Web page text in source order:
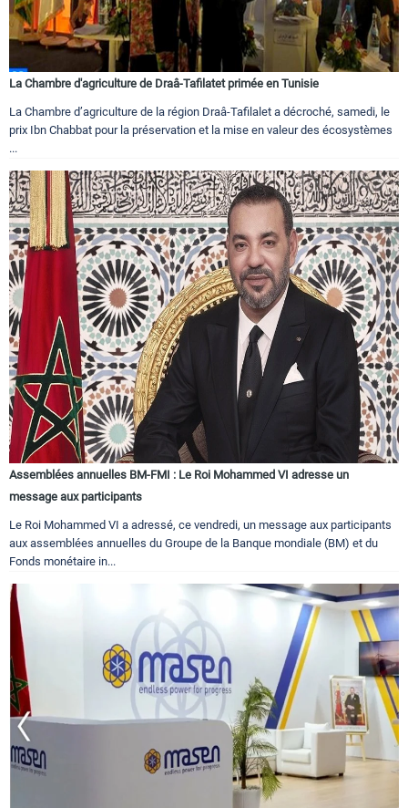
La Chambre d'agriculture de Draâ-Tafilatet primée en Tunisie
La Chambre d’agriculture de la région Draâ-Tafilalet a décroché, samedi, le
prix Ibn Chabbat pour la préservation et la mise en valeur des écosystèmes
...
Assemblées annuelles BM-FMI : Le Roi Mohammed VI adresse un
message aux participants
Le Roi Mohammed VI a adressé, ce vendredi, un message aux participants
aux assemblées annuelles du Groupe de la Banque mondiale (BM) et du
Fonds monétaire in...